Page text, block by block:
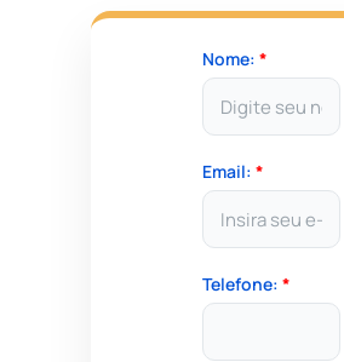
Nome: *
Email: *
Telefone: *